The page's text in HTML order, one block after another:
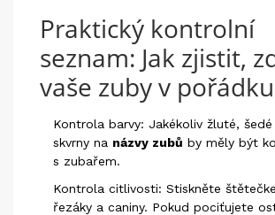
Praktický kontrolní
seznam: Jak zjistit,
vaše zuby v pořádku
Kontrola barvy: Jakékoliv žluté,
skvrny na názvy zubů by měly být
s zubařem.
Kontrola citlivosti: Stiskněte
řezáky a caniny. Pokud pociťujete